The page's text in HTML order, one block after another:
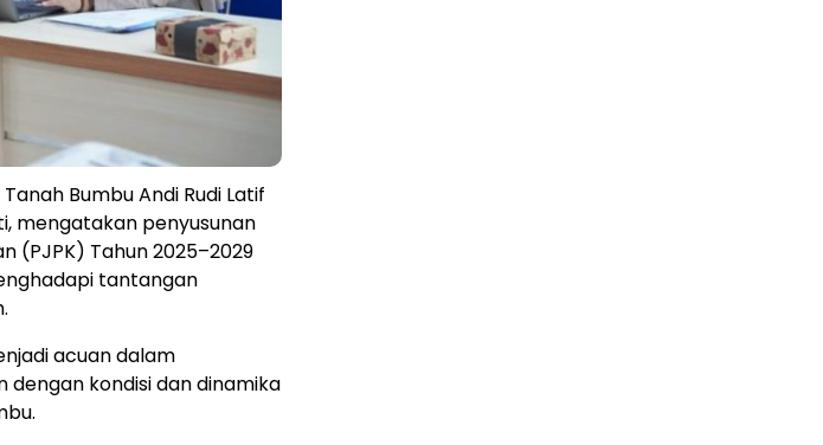
Bumbu Andi Rudi Latif
mengatakan penyusunan
(PJPK) Tahun 2025–2029
tantangan
acuan dalam
kondisi dan dinamika